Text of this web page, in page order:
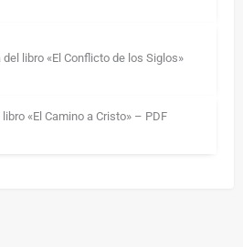
libro «El Conflicto de los Siglos»
«El Camino a Cristo» – PDF